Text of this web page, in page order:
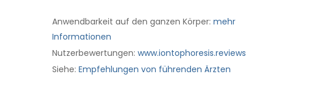
Anwendbarkeit auf den ganzen Körper: mehr
Informationen
Nutzerbewertungen: www.iontophoresis.reviews
Siehe: Empfehlungen von führenden Ärzten